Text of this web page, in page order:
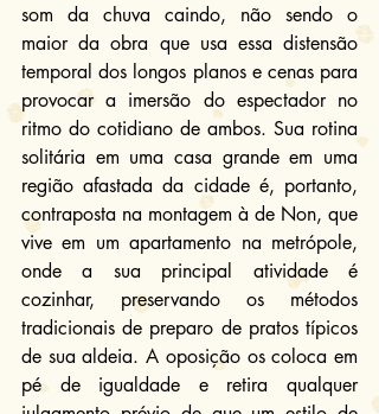
som da chuva caindo, não sendo o
maior da obra que usa essa distensão
temporal dos longos planos e cenas para
provocar a imersão do espectador no
ritmo do cotidiano de ambos. Sua rotina
solitária em uma casa grande em uma
região afastada da cidade é, portanto,
contraposta na montagem à de Non, que
vive em um apartamento na metrópole,
onde a sua principal atividade é
cozinhar, preservando os métodos
tradicionais de preparo de pratos típicos
de sua aldeia. A oposição os coloca em
pé de igualdade e retira qualquer